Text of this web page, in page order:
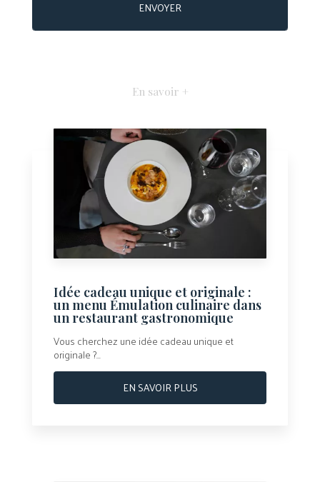
En savoir +
Idée cadeau unique et originale :
un menu Émulation culinaire dans
un restaurant gastronomique
Vous cherchez une idée cadeau unique et
originale ?...
EN SAVOIR PLUS